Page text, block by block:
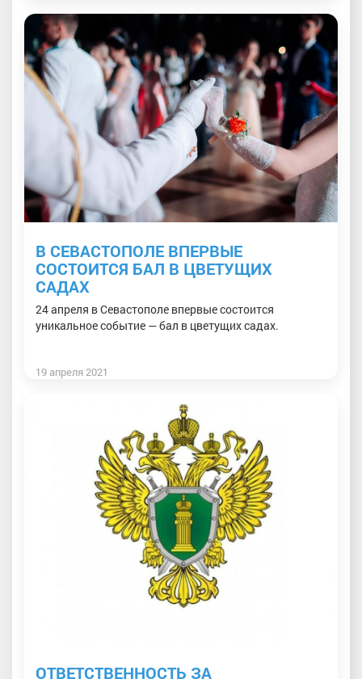
В СЕВАСТОПОЛЕ ВПЕРВЫЕ
СОСТОИТСЯ БАЛ В ЦВЕТУЩИХ
САДАХ
24 апреля в Севастополе впервые состоится
уникальное событие — бал в цветущих садах.
19 апреля 2021
ОТВЕТСТВЕННОСТЬ ЗА